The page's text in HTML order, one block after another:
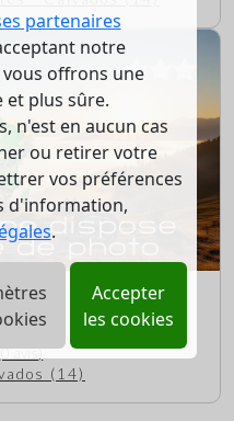
partenaires
notre
offrons une
et plus sûre.
n'est en aucun cas
ou retirer votre
vos préférences
d'information,
.
Accepter
les cookies
avis)
(14)